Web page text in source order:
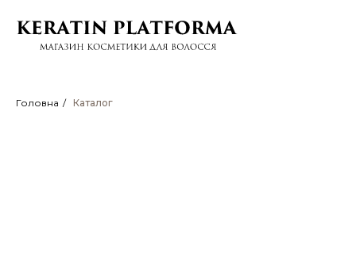
Головна / Каталог